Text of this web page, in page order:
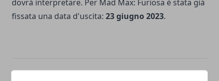
dovrà interpretare. Per Mad Max: Furiosa è stata già
fissata una data d'uscita: 23 giugno 2023.